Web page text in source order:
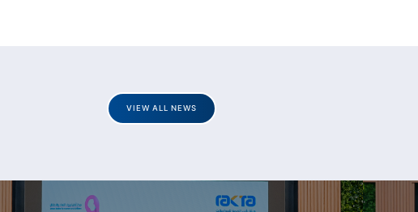
VIEW ALL NEWS